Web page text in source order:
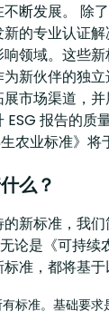
断发展。 除
的专业认证解
领域。这些
新伙伴的独
市场渠道，
ESG 报告的质
业标准》将
么？
新标准，我
论是《可持
准，都将基于
标准。基础要